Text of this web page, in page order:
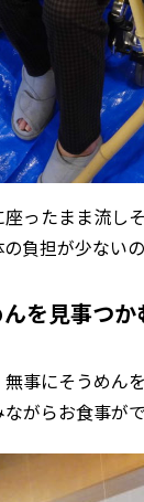
ったまま流し
負担が少ない
を見事つ
事にそうめん
がらお食事が